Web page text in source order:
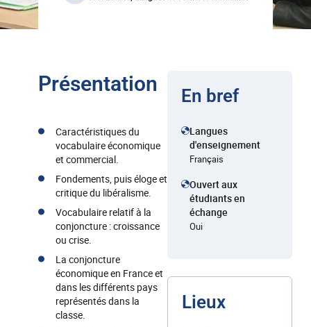
Présentation
Caractéristiques du
vocabulaire économique
et commercial.
Fondements, puis éloge et
critique du libéralisme.
Vocabulaire relatif à la
conjoncture : croissance
ou crise.
La conjoncture
économique en France et
dans les différents pays
représentés dans la
classe.
En bref
Langues
d'enseignement
Français
Ouvert aux
étudiants en
échange
Oui
Lieux